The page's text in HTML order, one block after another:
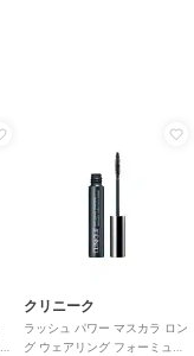
クリニーク
ラッシュ パワー マスカラ ロン
グ ウェアリング フォーミュラ